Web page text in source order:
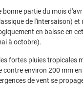
bonne partie du mois
de l'intersaison)
en baisse en
à octobre).
fortes pluies tropicales
contre environ 200 mm
de vent se